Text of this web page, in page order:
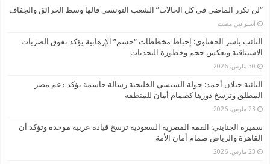
“لن نكرر الماضي في كل الحالات” الشعب التونسي قالها وسط الحرائق والجفاف
‏أسبوعين مضت
النائب ياسر الحفناوي: إحباط مخططات “حسم” الإرهابية يؤكد تفوق الضربات
الاستباقية ويعكس حجم وخطورة التحديات
30 مارس، 2026
النائبة جيلان أحمد: جولة السيسي الخليجية رسالة حاسمة تؤكد دعم مصر
المطلق وترسخ دورها كصمام أمان للمنطقة
23 مارس، 2026
سميرة الجنايني: القمة المصرية السعودية ترسخ قيادة عربية موحدة وتؤكد أن
القاهرة والرياض صمام أمان الأمة
23 مارس، 2026